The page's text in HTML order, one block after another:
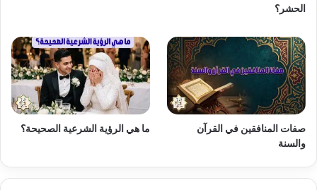
الحشر؟
صفات المنافقين في القرآن
والسنة
ما هي الرؤية الشرعية الصحيحة؟